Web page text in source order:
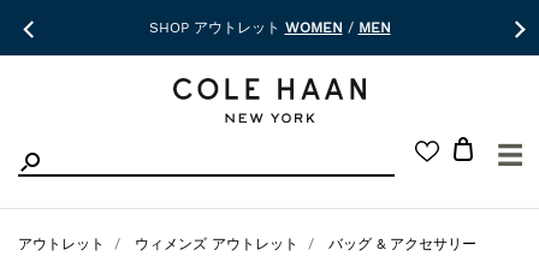
SHOP アウトレット WOMEN / MEN
☰
アウトレット ウィメンズ アウトレット バッグ & アクセサリー